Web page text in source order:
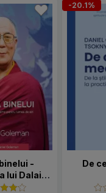
-
lui Dalai
lumea
-20.1%
De